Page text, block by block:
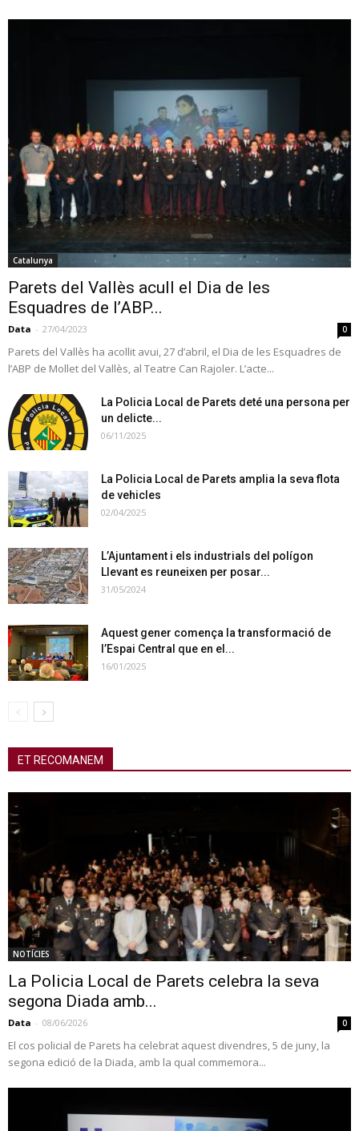
Catalunya
Parets del Vallès acull el Dia de les
Esquadres de l’ABP...
Data - 27/04/2023 0
Parets del Vallès ha acollit avui, 27 d’abril, el Dia de les Esquadres de
l’ABP de Mollet del Vallès, al Teatre Can Rajoler. L’acte...
La Policia Local de Parets deté una persona per
un delicte...
06/11/2025
La Policia Local de Parets amplia la seva flota
de vehicles
02/04/2025
L’Ajuntament i els industrials del polígon
Llevant es reuneixen per posar...
31/05/2024
Aquest gener comença la transformació de
l’Espai Central que en el...
16/01/2025
ET RECOMANEM
NOTÍCIES
La Policia Local de Parets celebra la seva
segona Diada amb...
Data - 08/06/2026 0
El cos policial de Parets ha celebrat aquest divendres, 5 de juny, la
segona edició de la Diada, amb la qual commemora...